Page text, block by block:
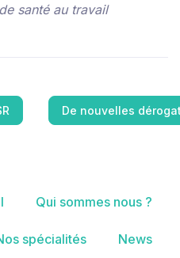
santé au travail
De nouvelles
Qui sommes nous ?
spécialités News